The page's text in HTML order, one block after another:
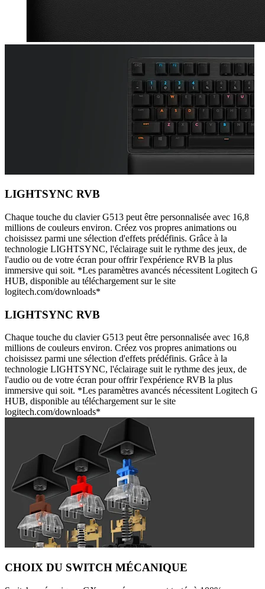
LIGHTSYNC RVB
Chaque touche du clavier G513 peut être personnalisée avec 16,8
millions de couleurs environ. Créez vos propres animations ou
choisissez parmi une sélection d'effets prédéfinis. Grâce à la
technologie LIGHTSYNC, l'éclairage suit le rythme des jeux, de
l'audio ou de votre écran pour offrir l'expérience RVB la plus
immersive qui soit. *Les paramètres avancés nécessitent Logitech G
HUB, disponible au téléchargement sur le site
logitech.com/downloads*
LIGHTSYNC RVB
Chaque touche du clavier G513 peut être personnalisée avec 16,8
millions de couleurs environ. Créez vos propres animations ou
choisissez parmi une sélection d'effets prédéfinis. Grâce à la
technologie LIGHTSYNC, l'éclairage suit le rythme des jeux, de
l'audio ou de votre écran pour offrir l'expérience RVB la plus
immersive qui soit. *Les paramètres avancés nécessitent Logitech G
HUB, disponible au téléchargement sur le site
logitech.com/downloads*
CHOIX DU SWITCH MÉCANIQUE